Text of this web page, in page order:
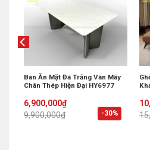
-30%
Bàn Ăn Mặt Đá Trắng Vân Mây
Chân Thép Hiện Đại HY6977
9,900,000₫
Original
price
was:
6,900,000₫
Current
price
is:
is: